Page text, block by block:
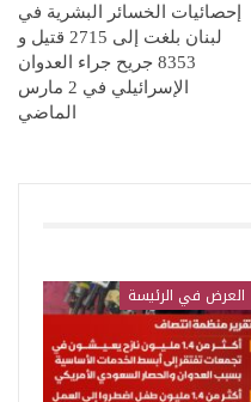
إحصائيات الخسائر البشرية في
لبنان بلغت إلى 2715 قتيل و
8353 جريح جراء العدوان
الإسرائيلي في 2 مارس
الماضي
العرض في الرئيسة